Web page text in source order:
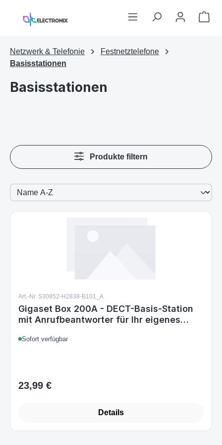
Zum Hauptinhalt springen
Netzwerk & Telefonie
Festnetztelefone
Basisstationen
Basisstationen
Produkte filtern
Art.-Nr. S30852-H2838-B101_A
Gigaset Box 200A - DECT-Basis-Station
mit Anrufbeantworter für Ihr eigenes
Mobilteilen - Basis unterstützt 6
Sofort verfügbar
Regulärer Preis:
23,99 €
Details